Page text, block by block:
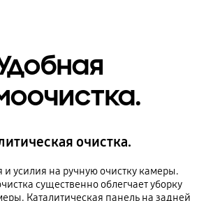
очистка.
и усилия на ручную очистку камеры.
существенно облегчает уборку
Каталитическая панель на задней